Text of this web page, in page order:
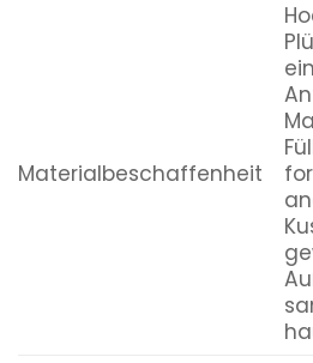
Materialbeschaffenheit